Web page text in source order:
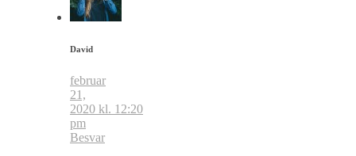
David
februar
21,
2020 kl. 12:20
pm
Besvar